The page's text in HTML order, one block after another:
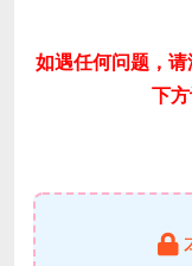
如遇任何问题，
下